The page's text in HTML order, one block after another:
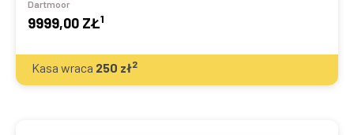
Dartmoor
9999,00 ZŁ1
Kasa wraca 250 zł2